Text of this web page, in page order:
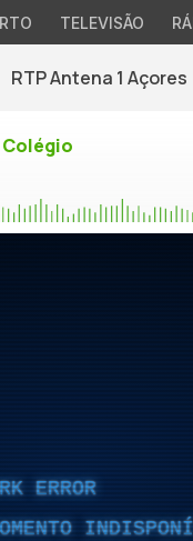
TELEVISÃO
RTP Antena 1 Açores
ERROR